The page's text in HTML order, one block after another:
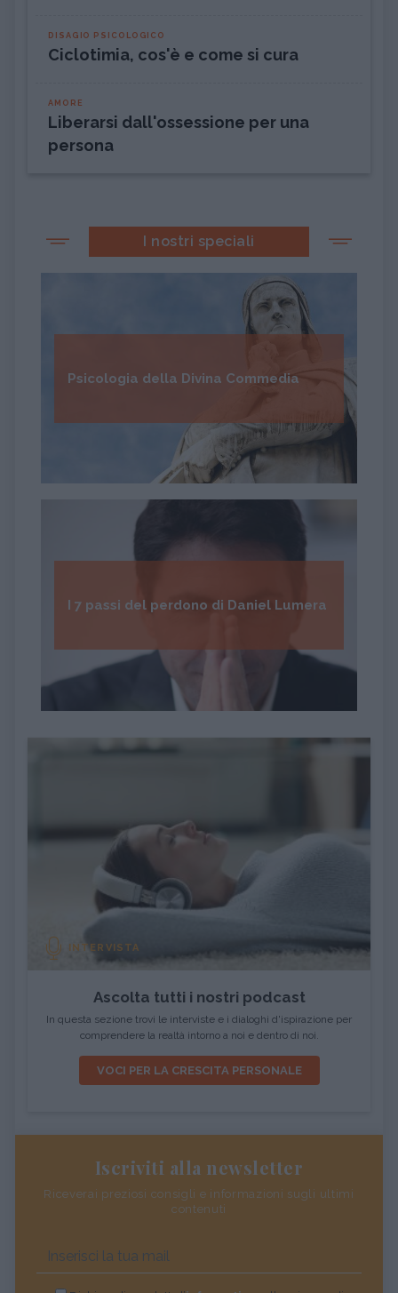
DISAGIO PSICOLOGICO
Ciclotimia, cos'è e come si cura
AMORE
Liberarsi dall'ossessione per una
persona
I nostri speciali
Psicologia della Divina Commedia
I 7 passi del perdono di Daniel Lumera
INTERVISTA
Ascolta tutti i nostri podcast
In questa sezione trovi le interviste e i dialoghi d'ispirazione per
comprendere la realtà intorno a noi e dentro di noi.
VOCI PER LA CRESCITA PERSONALE
Iscriviti alla newsletter
Riceverai preziosi consigli e informazioni sugli ultimi
contenuti